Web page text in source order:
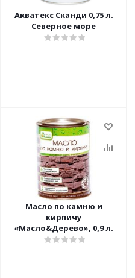
Акватекс Сканди 0,75 л.
Северное море
Масло по камню и
кирпичу
«Масло&Дерево», 0,9 л.